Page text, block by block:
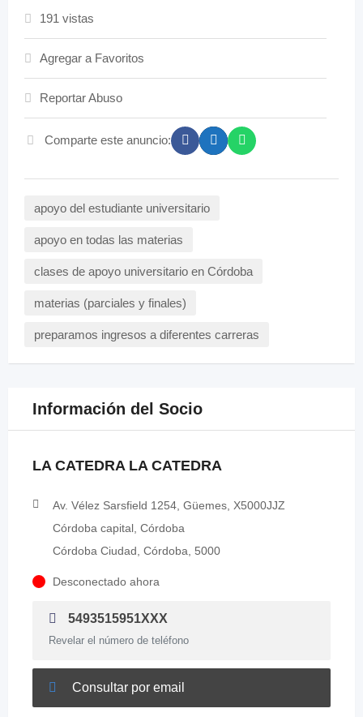
191 vistas
Agregar a Favoritos
Reportar Abuso
Comparte este anuncio:
apoyo del estudiante universitario
apoyo en todas las materias
clases de apoyo universitario en Córdoba
materias (parciales y finales)
preparamos ingresos a diferentes carreras
Información del Socio
LA CATEDRA LA CATEDRA
Av. Vélez Sarsfield 1254, Güemes, X5000JJZ
Córdoba capital, Córdoba
Córdoba Ciudad, Córdoba, 5000
Desconectado ahora
5493515951XXX
Revelar el número de teléfono
Consultar por email